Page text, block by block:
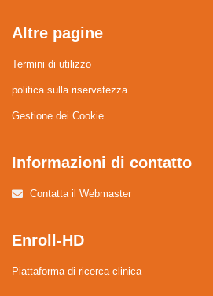
Altre pagine
Termini di utilizzo
politica sulla riservatezza
Gestione dei Cookie
Informazioni di contatto
Contatta il Webmaster
Enroll-HD
Piattaforma di ricerca clinica